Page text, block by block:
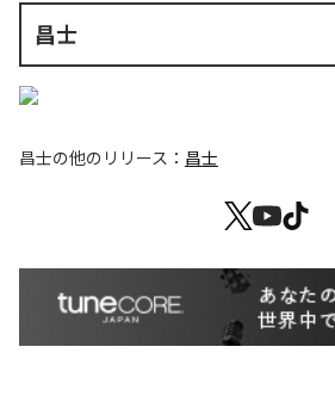
昌士
昌士の他のリリース： 昌士